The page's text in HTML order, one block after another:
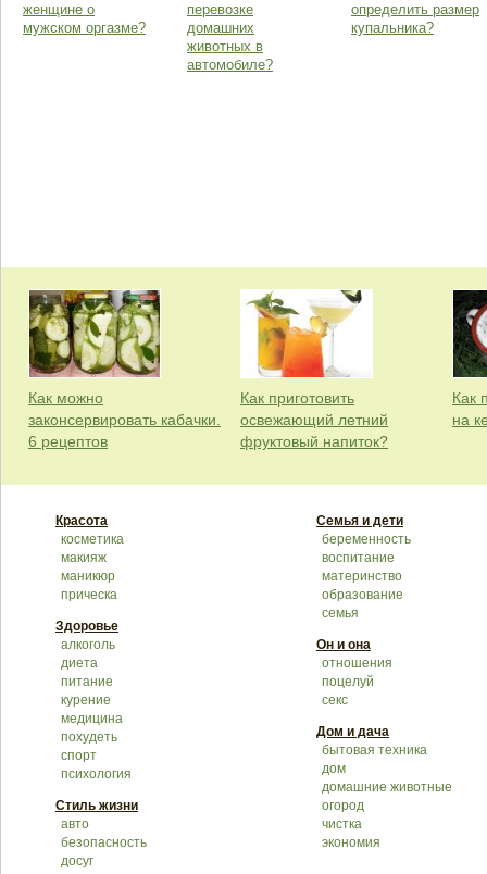
женщине о
мужском оргазме?
перевозке
домашних
животных в
автомобиле?
определить размер
купальника?
Как можно
законсервировать кабачки.
6 рецептов
Как приготовить
освежающий летний
фруктовый напиток?
Как
на
Красота
косметика
макияж
маникюр
прическа
Здоровье
алкоголь
диета
питание
курение
медицина
похудеть
спорт
психология
Стиль жизни
авто
безопасность
досуг
Семья и дети
беременность
воспитание
материнство
образование
семья
Он и она
отношения
поцелуй
секс
Дом и дача
бытовая техника
дом
домашние животные
огород
чистка
экономия